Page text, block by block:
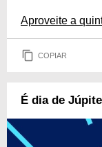
Aproveite a
COPIAR
É dia de